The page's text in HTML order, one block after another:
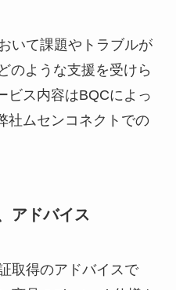
いて課題やトラブルが
のような支援を受けら
ビス内容はBQCによっ
社ムセンコネクトでの
アドバイス
取得のアドバイスで